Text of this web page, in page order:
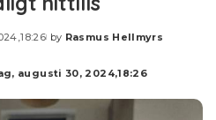
Posted
by Rasmus Hellmyrs
augusti 30, 2024,18:26